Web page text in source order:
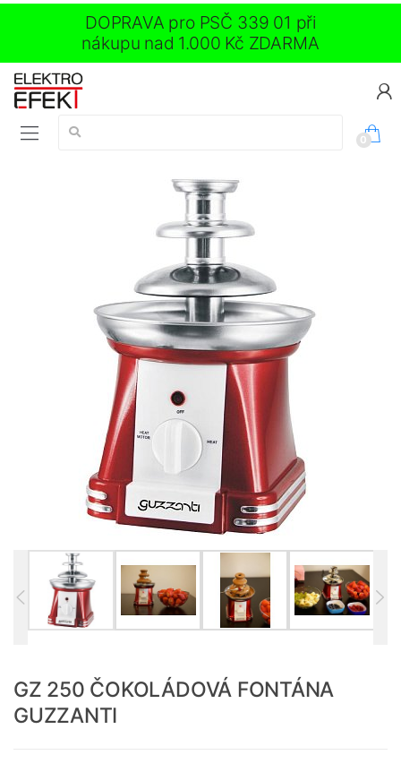
DOPRAVA pro PSČ 339 01 při
nákupu nad 1.000 Kč ZDARMA
Vyhledávání:
0
GZ 250 ČOKOLÁDOVÁ FONTÁNA
GUZZANTI